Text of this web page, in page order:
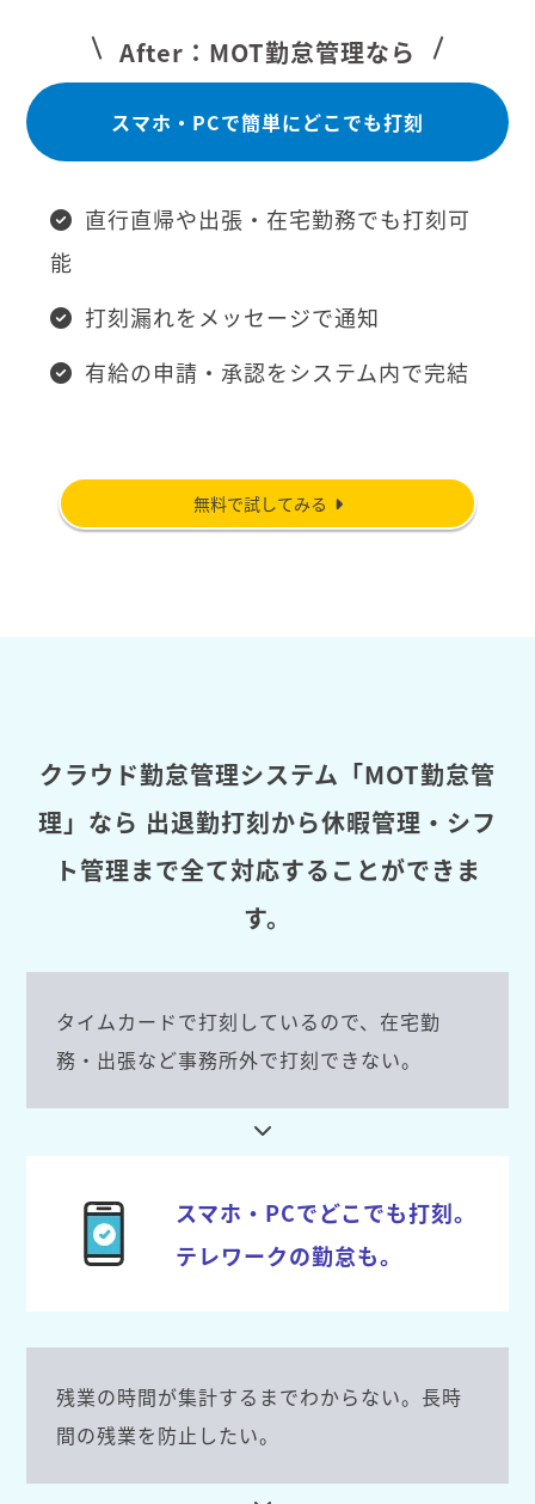
After：MOT勤怠管理なら
スマホ・PCで簡単にどこでも打刻
直行直帰や出張・在宅勤務でも打刻可
能
打刻漏れをメッセージで通知
有給の申請・承認をシステム内で完結
無料で試してみる
クラウド勤怠管理システム「MOT勤怠管
理」なら 出退勤打刻から休暇管理・シフ
ト管理まで全て対応することができま
す。
タイムカードで打刻しているので、在宅勤
務・出張など事務所外で打刻できない。
スマホ・PCでどこでも打刻。
テレワークの勤怠も。
残業の時間が集計するまでわからない。長時
間の残業を防止したい。